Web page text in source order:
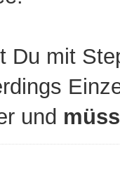
Du mit
und